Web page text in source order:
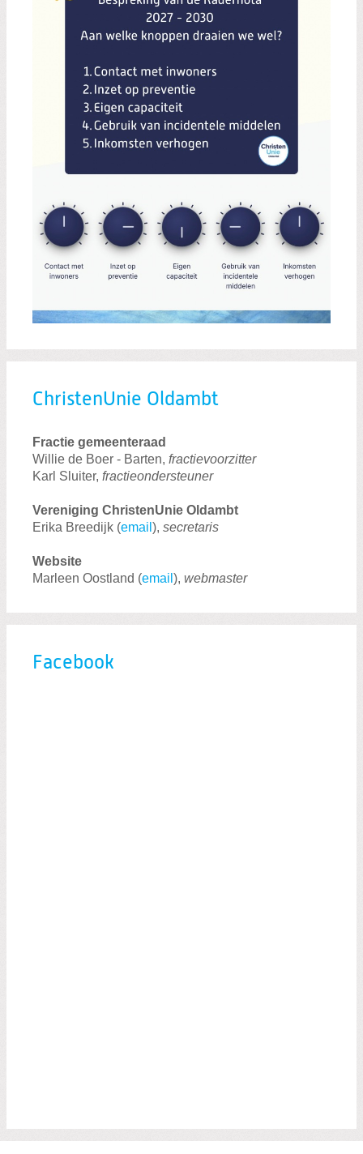
ChristenUnie Oldambt
Fractie gemeenteraad
Willie de Boer - Barten, fractievoorzitter
Karl Sluiter, fractieondersteuner
Vereniging ChristenUnie Oldambt
Erika Breedijk (email ), secretaris
Website
Marleen Oostland (email ), webmaster
Facebook